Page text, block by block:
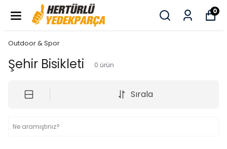
0
Outdoor & Spor
Şehir Bisikleti 0 ürün
Sırala